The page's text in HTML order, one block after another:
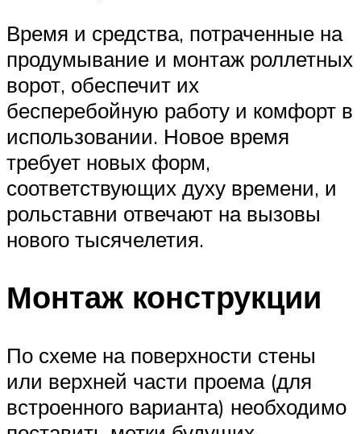
Время и средства, потраченные на
продумывание и монтаж роллетных
ворот, обеспечит их
бесперебойную работу и комфорт в
использовании. Новое время
требует новых форм,
соответствующих духу времени, и
рольставни отвечают на вызовы
нового тысячелетия.
Монтаж конструкции
По схеме на поверхности стены
или верхней части проема (для
встроенного варианта) необходимо